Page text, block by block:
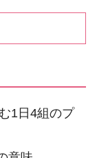
1日4組のプ